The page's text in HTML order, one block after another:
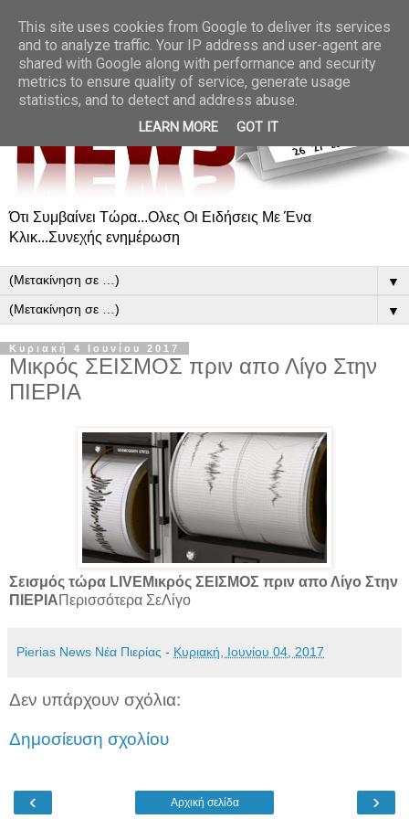
Ότι Συμβαίνει Τώρα...Ολες Οι Ειδήσεις Με Ένα
Κλικ...Συνεχής ενημέρωση
▼
▼
Κυριακή 4 Ιουνίου 2017
Μικρός ΣΕΙΣΜΟΣ πριν απο Λίγο Στην
ΠΙΕΡΙΑ
Σεισμός τώρα LIVE Μικρός ΣΕΙΣΜΟΣ πριν απο Λίγο Στην
ΠΙΕΡΙΑΠερισσότερα ΣεΛίγο
Pierias News Νέα Πιερίας - Κυριακή, Ιουνίου 04, 2017
Δεν υπάρχουν σχόλια:
Δημοσίευση σχολίου
‹ ›
Αρχική σελίδα
This site uses cookies from Google to deliver its services
and to analyze traffic. Your IP address and user-agent are
shared with Google along with performance and security
metrics to ensure quality of service, generate usage
statistics, and to detect and address abuse.
LEARN MORE GOT IT